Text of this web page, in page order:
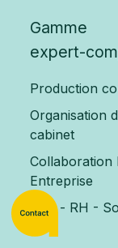
Gamme
expert-
Production
Organisation
cabinet
Collaboration
Entreprise
Paie - RH -